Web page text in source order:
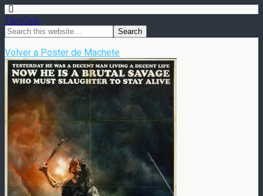
FilmClub
Volver a Poster de Machete